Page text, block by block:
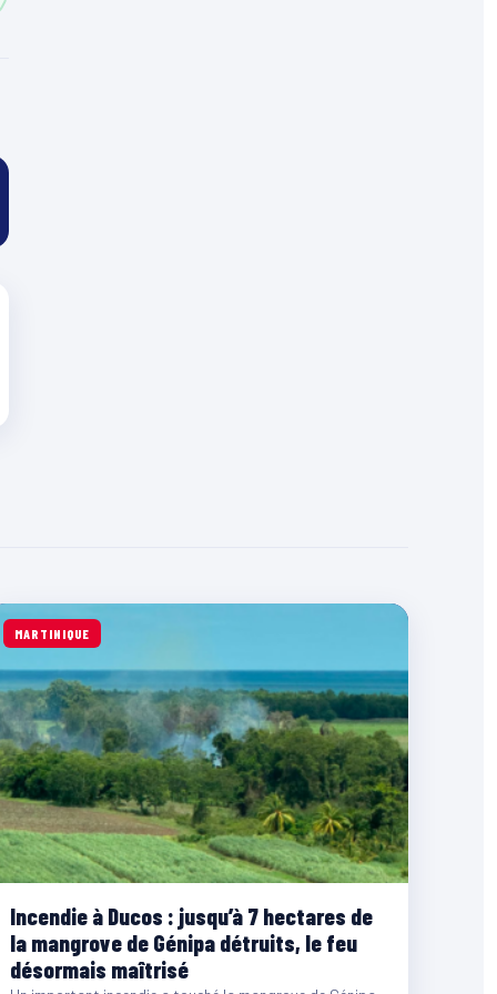
MARTINIQUE
Incendie à Ducos : jusqu’à 7 hectares de
la mangrove de Génipa détruits, le feu
désormais maîtrisé